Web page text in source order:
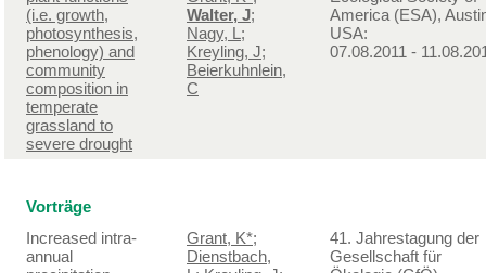
(i.e. growth,
photosynthesis,
phenology) and
community
composition in
temperate
grassland to
severe drought
Walter, J;
Nagy, L ;
Kreyling, J;
Beierkuhnlein,
C
America (ESA),
USA:
07.08.2011 -
Vorträge
Increased intra-
annual
Grant, K*;
Dienstbach,
41. Jahrestagung der
Gesellschaft für